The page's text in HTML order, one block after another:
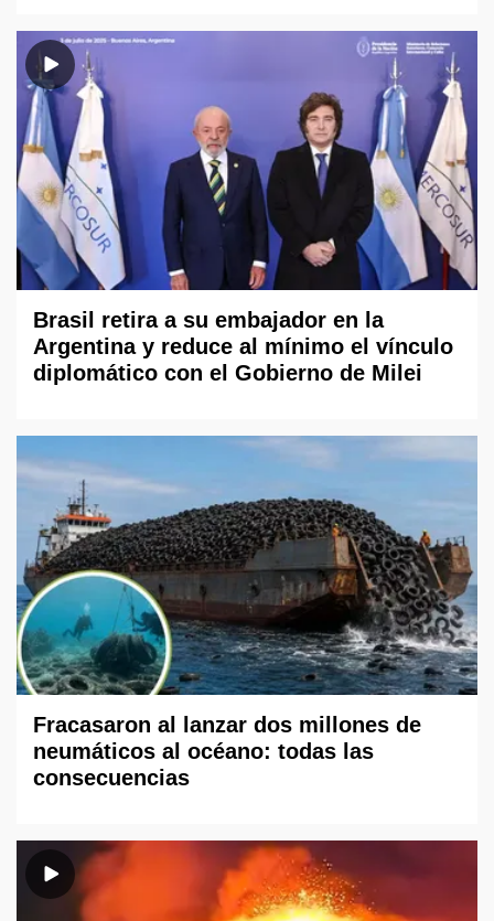
Brasil retira a su embajador en la
Argentina y reduce al mínimo el vínculo
diplomático con el Gobierno de Milei
Fracasaron al lanzar dos millones de
neumáticos al océano: todas las
consecuencias